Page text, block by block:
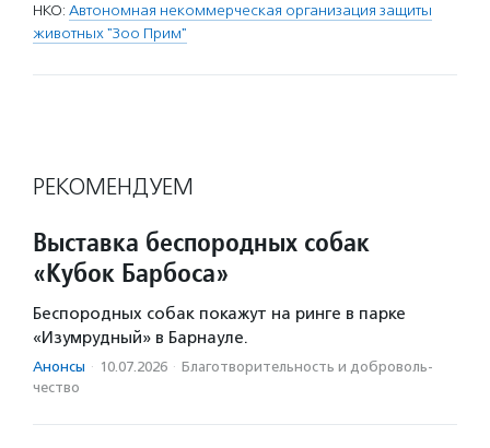
НКО: Автономная некоммерческая организация защиты
животных "Зоо Прим"
РЕКОМЕНДУЕМ
Выставка беспородных собак
«Кубок Барбоса»
Беспородных собак покажут на ринге в парке
«Изумрудный» в Барнауле.
Анонсы · 10.07.2026 · Благотвори­тель­ность и доброволь­
чест­во